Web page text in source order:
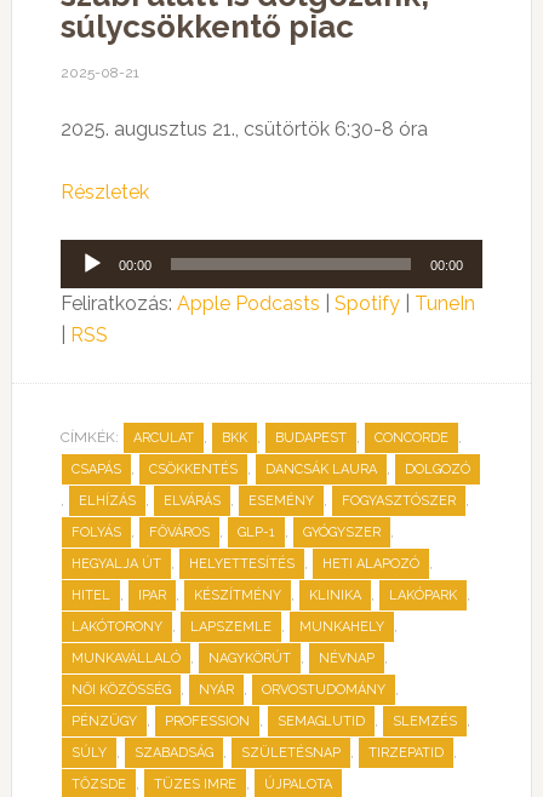
súlycsökkentő piac
2025-08-21
2025. augusztus 21., csütörtök 6:30-8 óra
Részletek
Audió
lejátszó
00:00 00:00
Feliratkozás: Apple Podcasts Spotify| TuneIn
RSS
CÍMKÉK: ARCULAT , BKK , BUDAPEST , CONCORDE ,
CSAPÁS , CSÖKKENTÉS , DANCSÁK LAURA , DOLGOZÓ
, ELHÍZÁS , ELVÁRÁS , ESEMÉNY , FOGYASZTÓSZER ,
FOLYÁS , FŐVÁROS , GLP-1 , GYÓGYSZER ,
HEGYALJA ÚT , HELYETTESÍTÉS , HETI ALAPOZÓ ,
HITEL , IPAR , KÉSZÍTMÉNY , KLINIKA , LAKÓPARK ,
LAKÓTORONY , LAPSZEMLE , MUNKAHELY ,
MUNKAVÁLLALÓ , NAGYKÖRÚT , NÉVNAP ,
NŐI KÖZÖSSÉG , NYÁR , ORVOSTUDOMÁNY ,
PÉNZÜGY , PROFESSION , SEMAGLUTID , SLEMZÉS ,
SÚLY , SZABADSÁG , SZÜLETÉSNAP , TIRZEPATID ,
TŐZSDE , TÜZES IMRE , ÚJPALOTA